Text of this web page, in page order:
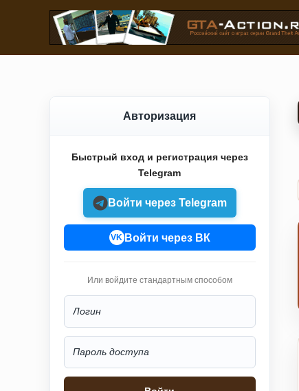
Авторизация
Быстрый вход и регистрация через
Telegram
Войти через Telegram
VK Войти через ВК
Или войдите стандартным способом